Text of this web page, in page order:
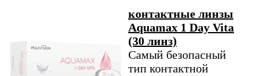
контактные линзы
Aquamax 1 Day Vita
(30 линз)
Самый безопасный
тип контактной